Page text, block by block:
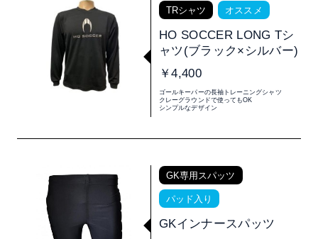
TRシャツ オススメ
HO SOCCER LONG Tシ
ャツ(ブラック×シルバー)
￥4,400
ゴールキーパーの長袖トレーニングシャツ
クレーグラウンドで使ってもOK
シンプルなデザイン
GK専用スパッツ
パッド入り
GKインナースパッツ